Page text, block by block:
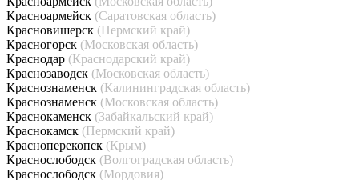
Красноармейск (Саратовская область)
Красновишерск (Пермский край)
Красногорск (Московская область)
Краснодар (Краснодарский край)
Краснозаводск (Московская область)
Краснознаменск (Калининградская область)
Краснознаменск (Московская область)
Краснокаменск (Забайкальский край)
Краснокамск (Пермский край)
Красноперекопск (Крым)
Краснослободск (Волгоградская область)
Краснослободск (Мордовия)